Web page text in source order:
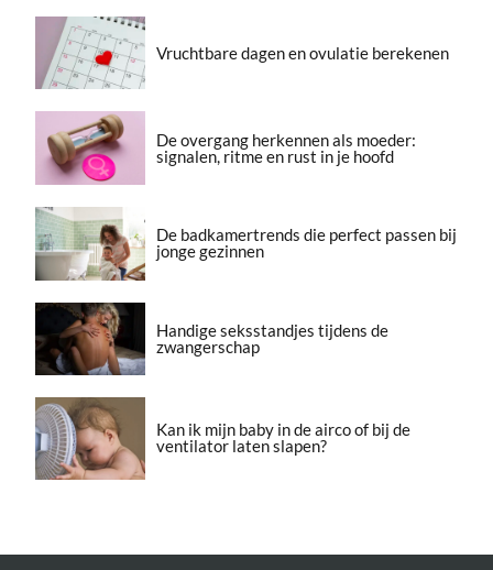
Vruchtbare dagen en ovulatie berekenen
De overgang herkennen als moeder:
signalen, ritme en rust in je hoofd
De badkamertrends die perfect passen bij
jonge gezinnen
Handige seksstandjes tijdens de
zwangerschap
Kan ik mijn baby in de airco of bij de
ventilator laten slapen?